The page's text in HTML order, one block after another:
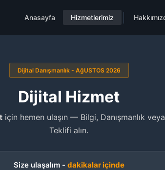
Anasayfa Hizmetlerimiz
Dijital Danışmanlık - AğUSTOS 2026
Dijital Hizmet
için hemen ulaşın — Bilgi, Danışmanlık
Teklifi alın.
Size ulaşalım - dakikalar içinde